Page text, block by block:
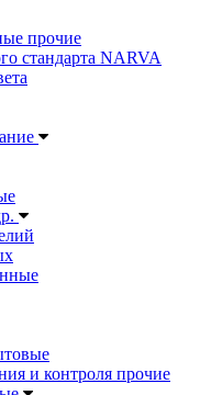
прочие
стандарта NARVA
и контроля прочие